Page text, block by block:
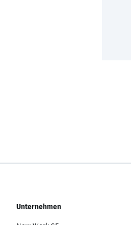
Unternehmen